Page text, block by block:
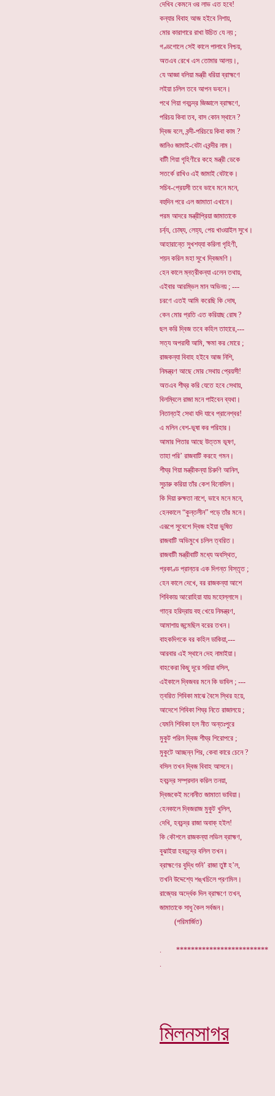
দেখিব কেমনে ওর লাভ এত হবে!
কন্যার বিবাহ আজ হইবে নিশায়,
মোর কারাগারে রাখা উচিত যে নয় ;
গণ্ডগোলে সেই কালে পালাবে নিশ্চয়,
অতএব রেখে এস তোমার আলয়।,
যে আজ্ঞা বলিয়া মন্ত্রী ধরিয়া ব্রাহ্মণে
লইয়া চলিল তবে আপন ভবনে।
পথে গিয়া গবচন্দ্র জিজ্ঞালে ব্রাহ্মণে,
পরিচয় কিবা তব, বাস কোন স্থানে ?
দ্বিজ বলে, বন্দী-পরিচয়ে কিবা কাম ?
জানিও জামাই-বেটা এবন্দীর নাম।
বাটী গিয়া গৃহিণীরে কহে মন্ত্রী ডেকে
সতর্কে রাখিও এই জামাই বেটাকে।
সচিব-প্রেয়সী তবে ভাবে মনে মনে,
বহুদিন পরে এল জামাতা এখানে।
পরম আদরে মন্ত্রীপ্রিয়া জামাতাকে
চর্ব্য, চোষ্য, লেহ্য, পেয় খাওয়াইল সুখে।
আহারান্তে সুখশয্যা করিলা গৃহিণী,
শয়ন করিল মহা সুখে দ্বিজমণি।
হেন কালে ম্নত্রীকন্যা এলেন তথায়,
এইবার আরম্ভিল মান অভিনয় ; ---
চরণে এতই আমি করেছি কি দোষ,
কেন মোর প্রতি এত করিয়াছ রোষ ?
ছল করি দ্বিজ তবে কহিল তাহারে,---
সত্য অপরাধী আমি, ক্ষমা কর মোরে ;
রাজকন্যা বিবাহ হইবে আজ নিশি,
নিমন্ত্রণ আছে মোর সেথায় প্রেয়সী!
অতএব শীঘ্র করি যেতে হবে সেথায়,
বিলম্বিলে রাজা মনে পাইবেন ব্যথা।
নিতান্তই সেথা যদি যাবে প্রানেশ্বর!
এ মলিন বেশ-ভূষা কর পরিহার।
আমার পিতার আছে উত্তম ভূষণ,
তাহা পরি’ রাজবাটি করহে গমন।
শীঘ্র গিয়া মন্ত্রীকন্যা চিরুণি আনিল,
সুচারু করিয়া তাঁর কেশ বিনোদিল।
কি দিয়া রুক্ষতা নাশে, ভাবে মনে মনে,
হেনকালে “কুন্তলীন” পড়ে তাঁর মনে।
এরূপে সুবেশে দ্বিজ হইয়া ভুষিত
রাজবাটি অভিমুখে চলিল ত্বরিত।
রাজবাটী মন্ত্রীবাটি মধ্যে অবস্থিত,
প্রকাণ্ড প্রান্তর এক দিগন্ত বিস্তৃত ;
হেন কালে দেখে, বর রাজকন্যা আশে
শিবিকায় আরোহিয়া যায় মহোল্লাসে।
গাত্র হরিদ্রায় বহু খেয়ে নিমন্ত্রণ,
আমাশায় জন্মেছিল বরের তখন।
বাহকদিগকে বর কহিল ডাকিয়া,---
আরবার এই স্থানে দেহ নামাইয়া।
বাহকেরা কিছু দূরে সরিয়া বসিল,
এইকালে দ্বিজবর মনে কি ভাবিল ; ---
ত্বরিত শিবিকা মাঝে বৈসে স্থির হয়ে,
আদেশে শিবিকা শিঘ্র নিতে রাজালয়ে ;
যেমনি শিবিকা হল নীত অন্তঃপুরে
মুকুট পরিল দ্বিজ শীঘ্র শিরোপরে ;
মুকুটে আচ্ছন্ন শির, কেবা কারে চেনে ?
বসিল তখন দ্বিজ বিবাহ আসনে।
হবচন্দ্র সম্প্রদান করিল তনয়া,
দ্বিজকেই মনোনীত জামাতা ভাবিয়া।
হেনকালে দ্বিজরাজ মুকুট খুলিল,
দেখি, হবচন্দ্র রাজা অবাক্ হইল!
কি কৌশলে রাজকন্যা লভিল ব্রাহ্মণ,
বুঝাইয়া হবচন্দ্রে বলিল তখন।
ব্রাহ্মণের বুদ্ধি শুনি’ রাজা তুষ্ট হ’ল,
তখনি উদ্দেশ্যে শঙ্খচিলে প্রণমিল।
রাজ্যের অর্দ্ধেক দিল ব্রাহ্মণে তখন,
জামাতাকে সাধু কৈল সর্বজন।
(পরিমার্জিত)
.
মিলনসাগর